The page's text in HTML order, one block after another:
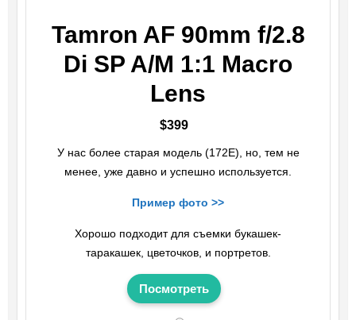
Tamron AF 90mm f/2.8
Di SP A/M 1:1 Macro
Lens
$399
У нас более старая модель (172E), но, тем не
менее, уже давно и успешно используется.
Пример фото >>
Хорошо подходит для съемки букашек-
таракашек, цветочков, и портретов.
Посмотреть